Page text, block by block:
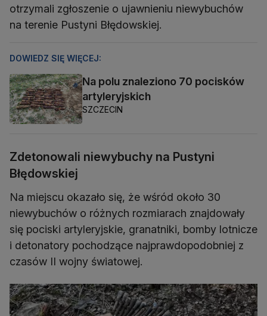
otrzymali zgłoszenie o ujawnieniu niewybuchów
na terenie Pustyni Błędowskiej.
DOWIEDZ SIĘ WIĘCEJ:
Na polu znaleziono 70 pocisków
artyleryjskich
SZCZECIN
Zdetonowali niewybuchy na Pustyni
Błędowskiej
Na miejscu okazało się, że wśród około 30
niewybuchów o różnych rozmiarach znajdowały
się pociski artyleryjskie, granatniki, bomby lotnicze
i detonatory pochodzące najprawdopodobniej z
czasów II wojny światowej.